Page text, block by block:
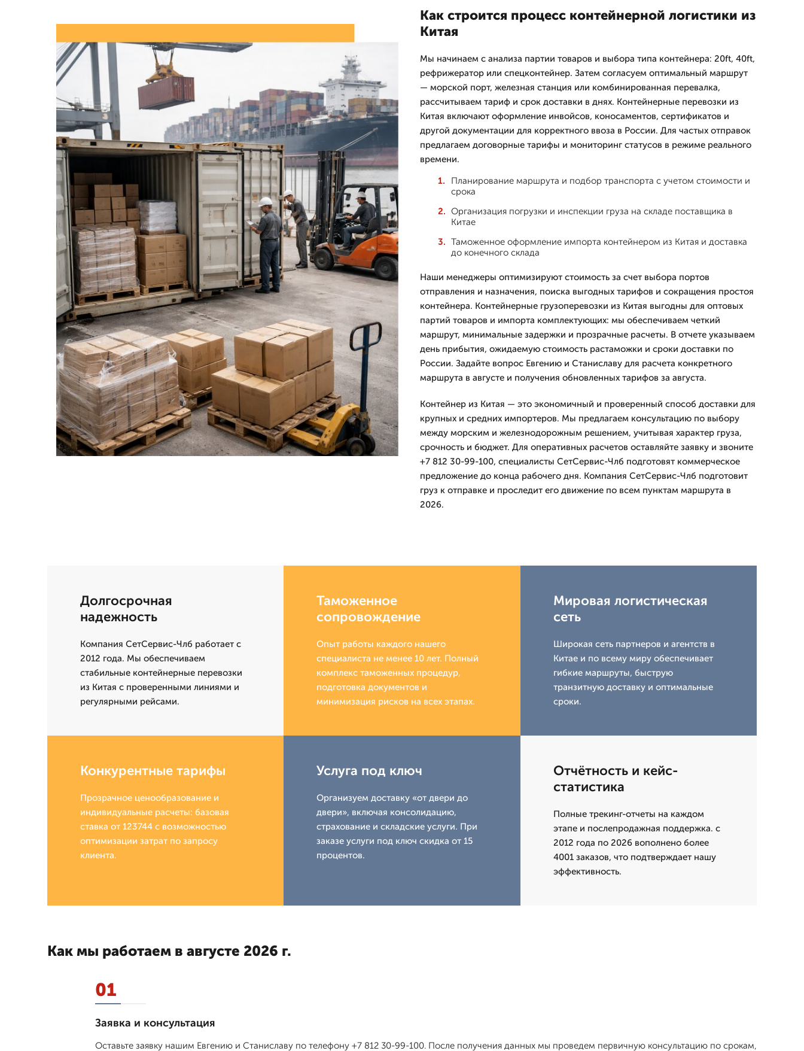
Как строится процесс контейнерной логистики из
Китая
Мы начинаем с анализа партии товаров и выбора типа контейнера: 20ft, 40ft,
рефрижератор или спецконтейнер. Затем согласуем оптимальный маршрут
— морской порт, железная станция или комбинированная перевалка,
рассчитываем тариф и срок доставки в днях. Контейнерные перевозки из
Китая включают оформление инвойсов, коносаментов, сертификатов и
другой документации для корректного ввоза в России. Для частых отправок
предлагаем договорные тарифы и мониторинг статусов в режиме реального
времени.
Планирование маршрута и подбор транспорта с учетом стоимости и
срока
Организация погрузки и инспекции груза на складе поставщика в
Китае
Таможенное оформление импорта контейнером из Китая и доставка
до конечного склада
Наши менеджеры оптимизируют стоимость за счет выбора портов
отправления и назначения, поиска выгодных тарифов и сокращения простоя
контейнера. Контейнерные грузоперевозки из Китая выгодны для оптовых
партий товаров и импорта комплектующих: мы обеспечиваем четкий
маршрут, минимальные задержки и прозрачные расчеты. В отчете указываем
день прибытия, ожидаемую стоимость растаможки и сроки доставки по
России. Задайте вопрос Евгению и Станиславу для расчета конкретного
маршрута в августе и получения обновленных тарифов за августа.
Контейнер из Китая — это экономичный и проверенный способ доставки для
крупных и средних импортеров. Мы предлагаем консультацию по выбору
между морским и железнодорожным решением, учитывая характер груза,
срочность и бюджет. Для оперативных расчетов оставляйте заявку и звоните
+7 812 30-99-100, специалисты СетСервис-Члб подготовят коммерческое
предложение до конца рабочего дня. Компания СетСервис-Члб подготовит
груз к отправке и проследит его движение по всем пунктам маршрута в
2026.
Долгосрочная
надежность
Компания СетСервис-Члб работает с
2012 года. Мы обеспечиваем
стабильные контейнерные перевозки
из Китая с проверенными линиями и
регулярными рейсами.
Таможенное
сопровождение
Опыт работы каждого нашего
специалиста не менее 10 лет. Полный
комплекс таможенных процедур,
подготовка документов и
минимизация рисков на всех этапах.
Мировая логистическая
сеть
Широкая сеть партнеров и агентств в
Китае и по всему миру обеспечивает
гибкие маршруты, быструю
транзитную доставку и оптимальные
сроки.
Конкурентные тарифы
Прозрачное ценообразование и
индивидуальные расчеты: базовая
ставка от 123744 с возможностью
оптимизации затрат по запросу
клиента.
Услуга под ключ
Организуем доставку «от двери до
двери», включая консолидацию,
страхование и складские услуги. При
заказе услуги под ключ скидка от 15
процентов.
Отчётность и кейс-
статистика
Полные трекинг-отчеты на каждом
этапе и послепродажная поддержка. с
2012 года по 2026 вополнено более
4001 заказов, что подтверждает нашу
эффективность.
Как мы работаем в августе 2026 г.
01
Заявка и консультация
Оставьте заявку нашим Евгению и Станиславу по телефону +7 812 30-99-100. После получения данных мы проведем первичную консультацию по срокам,